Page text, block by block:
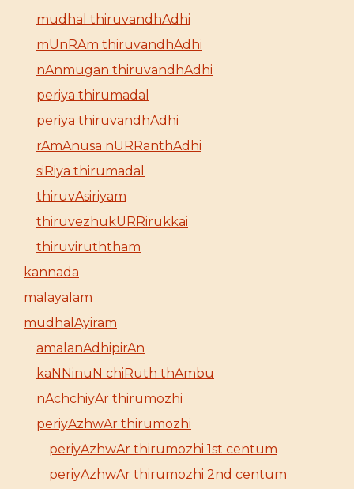
mudhal thiruvandhAdhi
mUnRAm thiruvandhAdhi
nAnmugan thiruvandhAdhi
periya thirumadal
periya thiruvandhAdhi
rAmAnusa nURRanthAdhi
siRiya thirumadal
thiruvAsiriyam
thiruvezhukURRirukkai
thiruviruththam
kannada
malayalam
mudhalAyiram
amalanAdhipirAn
kaNNinuN chiRuth thAmbu
nAchchiyAr thirumozhi
periyAzhwAr thirumozhi
periyAzhwAr thirumozhi 1st centum
periyAzhwAr thirumozhi 2nd centum